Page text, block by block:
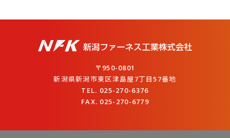
〒950-0801
新潟県新潟市東区津島屋7丁目57番地
TEL. 025-270-6376
FAX. 025-270-6779